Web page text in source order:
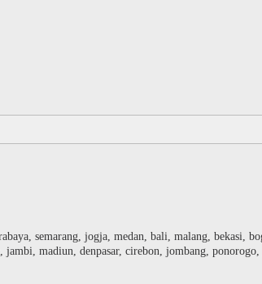
semarang, jogja, medan, bali, malang, bekasi,
madiun, denpasar, cirebon, jombang,